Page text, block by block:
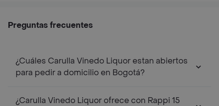
Preguntas frecuentes
¿Cuáles Carulla Vinedo Liquor estan abiertos
para pedir a domicilio en Bogotá?
¿Carulla Vinedo Liquor ofrece con Rappi 15